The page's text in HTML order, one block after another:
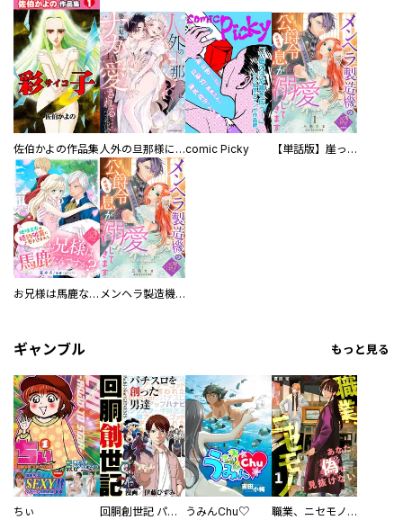
佐伯かよの作品集 人外の旦那様に娶られ毎晩ナカまで愛される…。アンソロジーcomic Picky 【単話版】崖っぷち令嬢ですが、意地と策略で幸せになります！シリーズ
お兄様は馬鹿なんですか？～地味王女は婚約破棄に巻き込まれる～ メンヘラ製造機の公爵令息（過保護）が溺愛してきます
ギャンブル もっと見る
ちぃ 回胴創世記 パチスロを創った男達 うみんChu♡ 職業、ニセモノ～あなたに偽は見抜けない【電子単行本版】